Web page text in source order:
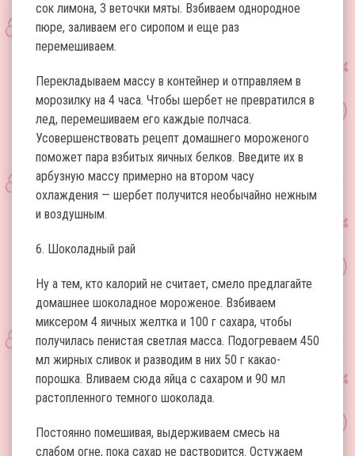
сок лимона, 3 веточки мяты. Взбиваем однородное
пюре, заливаем его сиропом и еще раз
перемешиваем.
Перекладываем массу в контейнер и отправляем в
морозилку на 4 часа. Чтобы шербет не превратился в
лед, перемешиваем его каждые полчаса.
Усовершенствовать рецепт домашнего мороженого
поможет пара взбитых яичных белков. Введите их в
арбузную массу примерно на втором часу
охлаждения — шербет получится необычайно нежным
и воздушным.
6. Шоколадный рай
Ну а тем, кто калорий не считает, смело предлагайте
домашнее шоколадное мороженое. Взбиваем
миксером 4 яичных желтка и 100 г сахара, чтобы
получилась пенистая светлая масса. Подогреваем 450
мл жирных сливок и разводим в них 50 г какао-
порошка. Вливаем сюда яйца с сахаром и 90 мл
растопленного темного шоколада.
Постоянно помешивая, выдерживаем смесь на
слабом огне, пока сахар не растворится. Остужаем